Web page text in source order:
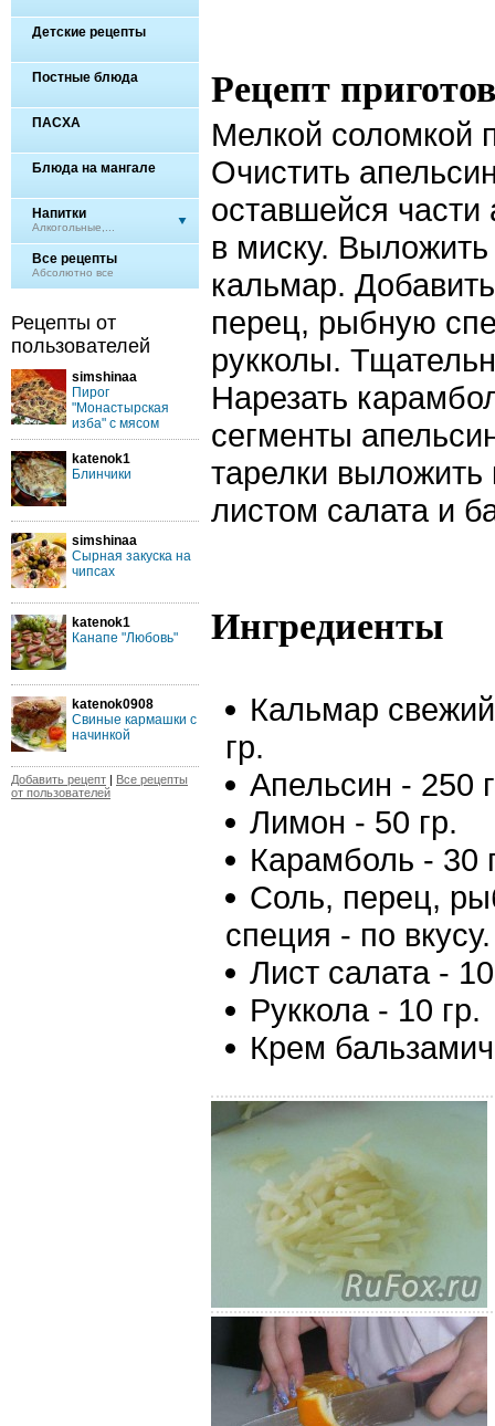
Детские рецепты
Постные блюда
ПАСХА
Блюда на мангале
Напитки
Алкогольные,...
Все рецепты
Абсолютно все
Рецепты от
пользователей
simshinaa
Пирог
"Монастырская
изба" с мясом
katenok1
Блинчики
simshinaa
Сырная закуска на
чипсах
katenok1
Канапе "Любовь"
katenok0908
Свиные кармашки с
начинкой
Добавить рецепт | Все рецепты
от пользователей
Рецепт
Мелкой соломкой
Очистить
оставшейся части
в миску.
кальмар.
перец, рыбную
рукколы.
Нарезать
сегменты
тарелки выложить
листом салата и
Ингредиенты
Кальмар
гр.
Апельсин - 250
Лимон - 50 гр.
Карамболь - 30
Соль, перец,
специя - по вкусу.
Лист салата -
Руккола - 10 гр.
Крем